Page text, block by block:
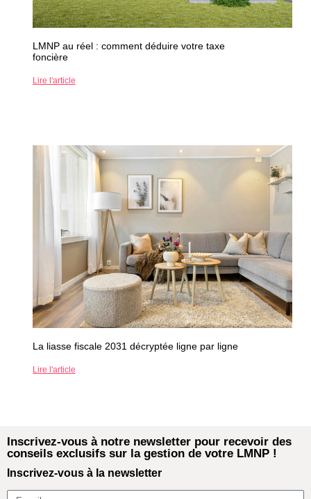
LMNP au réel : comment déduire votre taxe
foncière
Lire l'article
La liasse fiscale 2031 décryptée ligne par ligne
Lire l'article
Inscrivez-vous à notre newsletter pour recevoir des
conseils exclusifs sur la gestion de votre LMNP !
Inscrivez-vous à la newsletter